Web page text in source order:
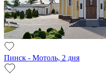
Пинск - Мотоль, 2 дня